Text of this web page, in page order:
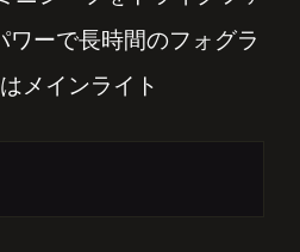
ワーで長時間のフォグラ
メインライト